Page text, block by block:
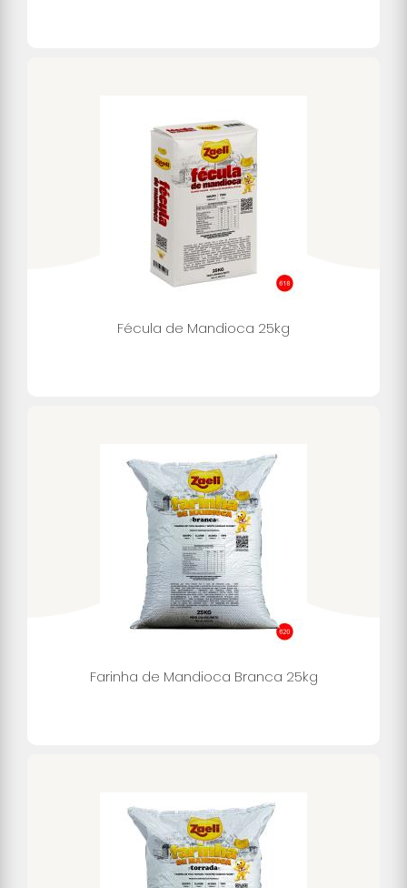
Fécula de Mandioca 25kg
Farinha de Mandioca Branca 25kg